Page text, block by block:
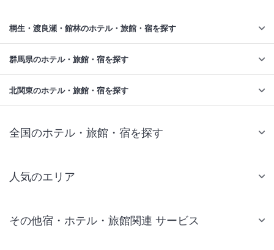
桐生・渡良瀬・館林のホテル・旅館・宿を探す
群馬県のホテル・旅館・宿を探す
北関東のホテル・旅館・宿を探す
全国のホテル・旅館・宿を探す
人気のエリア
仙台 ホテル
その他宿・ホテル・旅館関連 サービス